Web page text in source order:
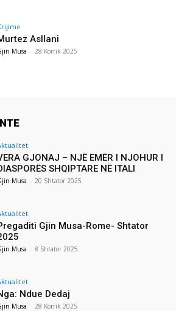
Asllani
Musa - 28 Korrik 2025
GJONAJ – NJË EMËR I NJOHUR I
SHQIPTARE NË ITALI
Musa - 20 Shtator 2025
Gjin Musa-Rome- Shtator
Musa - 8 Shtator 2025
Ndue Dedaj
Musa - 28 Korrik 2025